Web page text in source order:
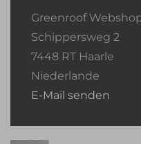
Greenroof
Schippersweg 2
7448 RT Haarle
Niederlande
E-Mail senden